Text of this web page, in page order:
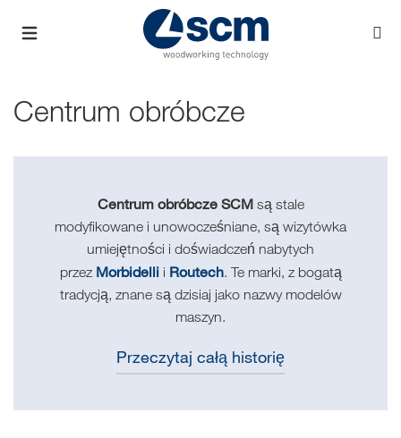
Centrum obróbcze
Centrum obróbcze SCMsą stale
modyfikowane i unowocześniane, są wizytówka
umiejętności i doświadczeń nabytych
przez Morbidellii Routech. Te marki, z bogatą
tradycją, znane są dzisiaj jako nazwy modelów
maszyn.
Przeczytaj całą historię